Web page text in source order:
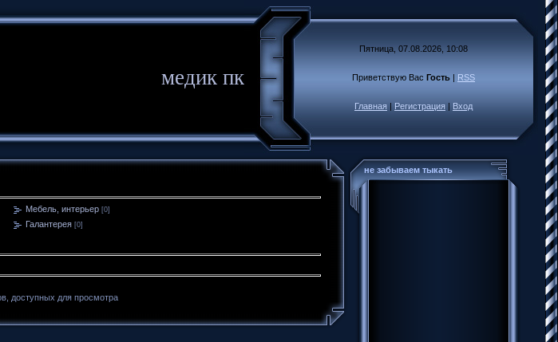
медик пк
Пятница, 07.08.2026, 10:08
Приветствую Вас Гость | RSS
Главная | Регистрация | Вход
Мебель, интерьер [0]
Галантерея [0]
доступных для просмотра
не забываем тыкать